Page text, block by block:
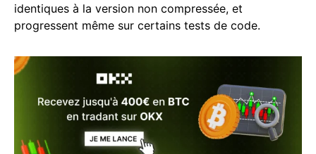
identiques à la version non compressée, et
progressent même sur certains tests de code.